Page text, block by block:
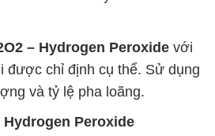
– Hydrogen Peroxide với
được chỉ định cụ thể. Sử dụng
và tỷ lệ pha loãng.
Hydrogen Peroxide